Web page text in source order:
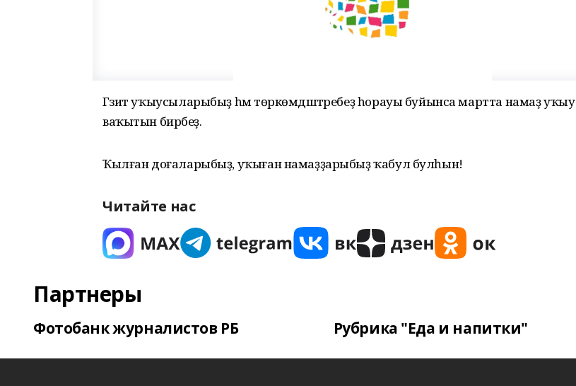
Гәзит уҡыусыларыбыҙ һәм төркөмдәштәребеҙ һорауы буйынса мартта намаҙ уҡыу
ваҡытын бирәбеҙ.
Ҡылған доғаларыбыҙ, уҡыған намаҙҙарыбыҙ ҡабул булһын!
Читайте нас
Партнеры
Фотобанк журналистов РБ Рубрика "Еда и напитки"